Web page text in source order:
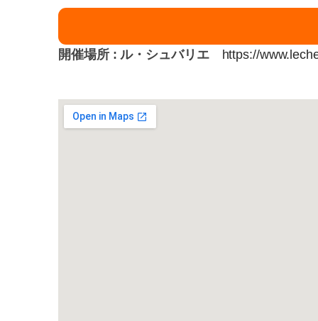
開催場所 : ル・シュバリエ https://